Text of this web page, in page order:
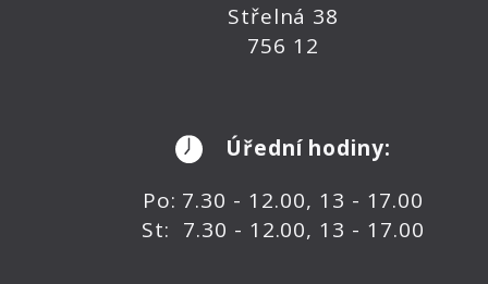
Střelná 38
756 12
Úřední hodiny:
Po: 7.30 - 12.00, 13 - 17.00
St: 7.30 - 12.00, 13 - 17.00